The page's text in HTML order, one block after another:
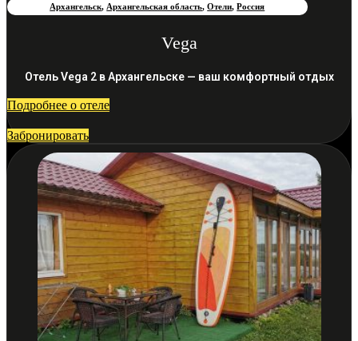
Архангельск, Архангельская область,Отели,Россия
Vega
Отель Vega 2 в Архангельске — ваш комфортный отдых
Подробнее о отеле
Забронировать